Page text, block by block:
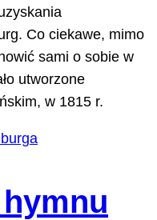
Co ciekawe, mimo
sami o sobie w
utworzone
w 1815 r.